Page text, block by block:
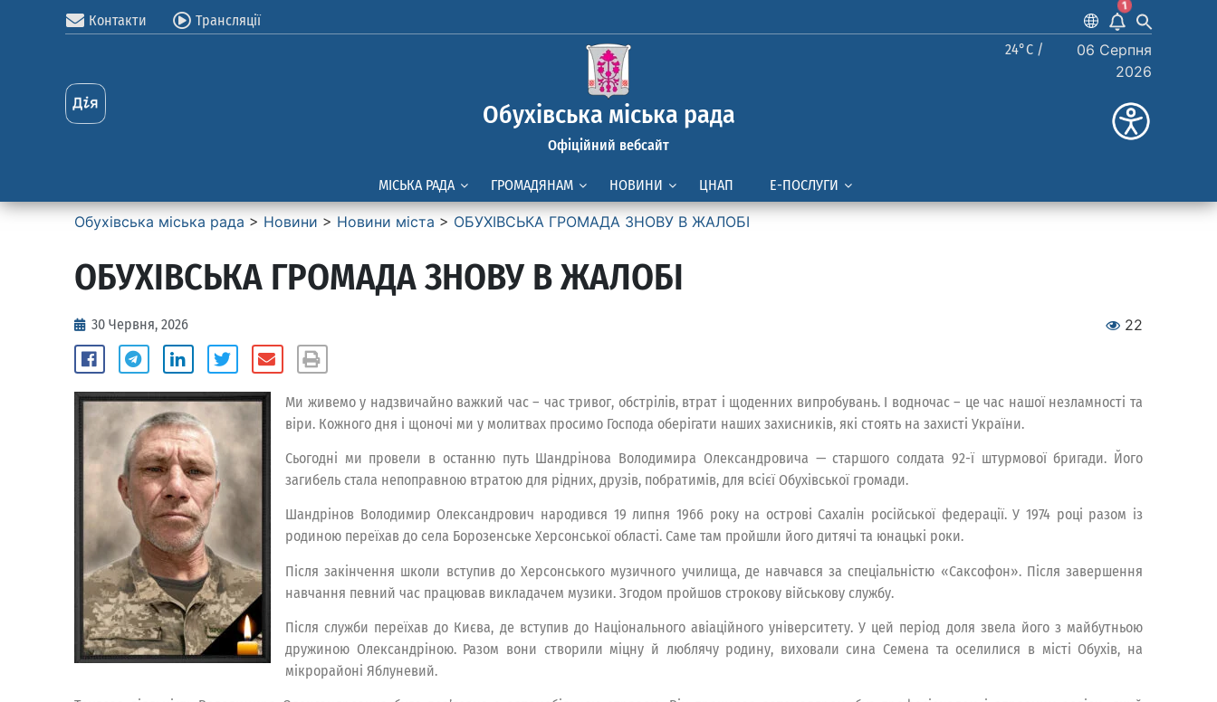
Контакти Трансляції
1
Обухівська міська рада
Офіційний вебсайт
24°C /
06 Серпня
2026
МІСЬКА РАДА ГРОМАДЯНАМ НОВИНИ ЦНАП Е-ПОСЛУГИ
Обухівська міська рада > Новини > Новини міста > ОБУХІВСЬКА ГРОМАДА ЗНОВУ В ЖАЛОБІ
ОБУХІВСЬКА ГРОМАДА ЗНОВУ В ЖАЛОБІ
30 Червня, 2026 22
Ми живемо у надзвичайно важкий час – час тривог, обстрілів, втрат і щоденних випробувань. І водночас – це час нашої незламності та
віри. Кожного дня і щоночі ми у молитвах просимо Господа оберігати наших захисників, які стоять на захисті України.
Сьогодні ми провели в останню путь Шандрінова Володимира Олександровича — старшого солдата 92-ї штурмової бригади. Його
загибель стала непоправною втратою для рідних, друзів, побратимів, для всієї Обухівської громади.
Шандрінов Володимир Олександрович народився 19 липня 1966 року на острові Сахалін російської федерації. У 1974 році разом із
родиною переїхав до села Борозенське Херсонської області. Саме там пройшли його дитячі та юнацькі роки.
Після закінчення школи вступив до Херсонського музичного училища, де навчався за спеціальністю «Саксофон». Після завершення
навчання певний час працював викладачем музики. Згодом пройшов строкову військову службу.
Після служби переїхав до Києва, де вступив до Національного авіаційного університету. У цей період доля звела його з майбутньою
дружиною Олександріною. Разом вони створили міцну й люблячу родину, виховали сина Семена та оселилися в місті Обухів, на
мікрорайоні Яблуневий.